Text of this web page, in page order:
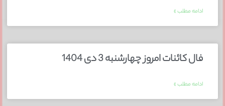
ادامه مطلب »
فال کائنات امروز چهارشنبه 3 دی 1404
ادامه مطلب »